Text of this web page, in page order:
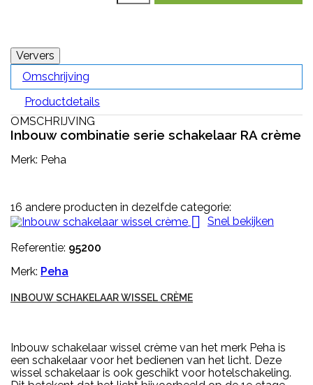
Omschrijving
Productdetails
OMSCHRIJVING
Inbouw combinatie serie schakelaar RA crème
Merk: Peha
16 andere producten in dezelfde categorie:
 Snel bekijken
Referentie: 95200
Merk: Peha
INBOUW SCHAKELAAR WISSEL CRÈME
Inbouw schakelaar wissel crème van het merk Peha is
een schakelaar voor het bedienen van het licht. Deze
wissel schakelaar is ook geschikt voor hotelschakeling.